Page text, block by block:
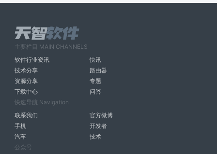
主要栏目 MAIN CHANNELS
软件行业资讯
快讯
技术分享
路由器
资源分享
专题
下载中心
问答
快速导航 Navigation
联系我们
官方微博
手机
开发者
汽车
技术
公众号